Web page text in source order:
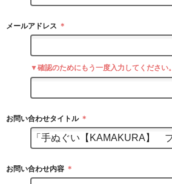
メールアドレス ＊
▼確認のためにもう一度入力してください。
お問い合わせタイトル ＊
お問い合わせ内容 ＊